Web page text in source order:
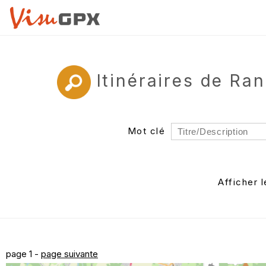
Itinéraires de
Mot clé
Auteur
Afficher
page 1 - page suivante